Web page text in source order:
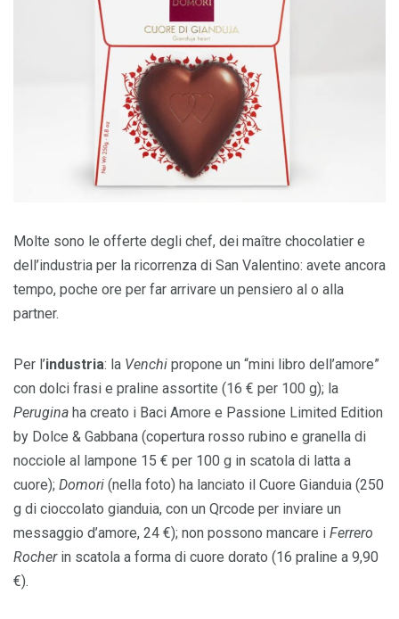
Molte sono le offerte degli chef, dei maître chocolatier e
dell’industria per la ricorrenza di San Valentino: avete ancora
tempo, poche ore per far arrivare un pensiero al o alla
partner.
Per l’industria: la Venchi propone un “mini libro dell’amore”
con dolci frasi e praline assortite (16 € per 100 g); la
Perugina ha creato i Baci Amore e Passione Limited Edition
by Dolce & Gabbana (copertura rosso rubino e granella di
nocciole al lampone 15 € per 100 g in scatola di latta a
cuore); Domori (nella foto) ha lanciato il Cuore Gianduia (250
g di cioccolato gianduia, con un Qrcode per inviare un
messaggio d’amore, 24 €); non possono mancare i Ferrero
Rocherin scatola a forma di cuore dorato (16 praline a 9,90
€).